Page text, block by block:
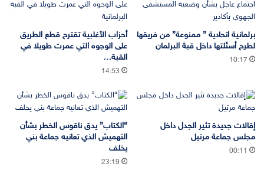
برلمانية اتحادية ” ممنوعة” من فريقها
لطرح أسئلتها داخل قبة البرلمان
10:17
أحزاب الأغلبية تقترح قطع الطريق
على الوجوه التي عمرت طويلا في
القبة…
14:53
إقالات جديدة تثير الجدل داخل
مجلس جماعة مرتيل
00:11
“الكتاب” يدق ناقوس الخطر بشأن
التهميش الذي تعانيه جماعة بني
يخلف
23:19